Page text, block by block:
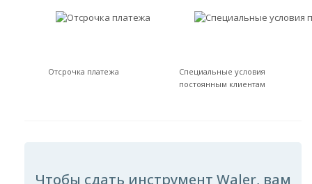
Отсрочка платежа
Специальные условия
постоянным клиентам
Чтобы сдать инструмент Waler, вам